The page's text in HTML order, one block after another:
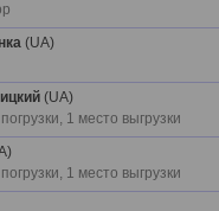
(UA)
(UA)
1 место выгрузки
1 место выгрузки